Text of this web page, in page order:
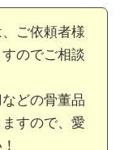
ご依頼者様
のでご相談
どの骨董品
すので、愛